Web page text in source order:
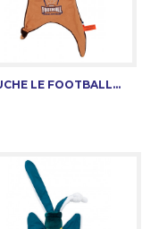
LE FOOTBALL...